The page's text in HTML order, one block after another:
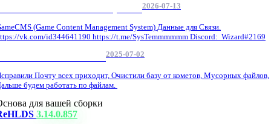
2026-07-13
(Game Content Management System) Данные для Связи.
vk.com/id344641190 https://t.me/SysTemmmmmm Discord: Wizard#2169
2025-07-02
Почту всех приходит, Очистили базу от кометов, Мусорных файлов,
будем работать по файлам.
для вашей сборки
3.14.0.857